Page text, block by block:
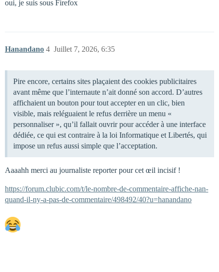
oui, je suis sous Firefox
Hanandano Juillet 7, 2026, 6:35
4
Pire encore, certains sites plaçaient des cookies publicitaires
avant même que l’internaute n’ait donné son accord. D’autres
affichaient un bouton pour tout accepter en un clic, bien
visible, mais reléguaient le refus derrière un menu «
personnaliser », qu’il fallait ouvrir pour accéder à une interface
dédiée, ce qui est contraire à la loi Informatique et Libertés, qui
impose un refus aussi simple que l’acceptation.
Aaaahh merci au journaliste reporter pour cet œil incisif !
https://forum.clubic.com/t/le-nombre-de-commentaire-affiche-nan-
quand-il-ny-a-pas-de-commentaire/498492/40?u=hanandano